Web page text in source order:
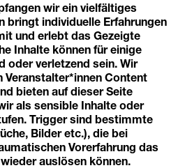
wir ein vielfältiges
bringt individuelle Erfahrungen
und erlebt das Gezeigte
Inhalte können für einige
oder verletzend sein. Wir
Veranstalter*innen Content
bieten auf dieser Seite
als sensible Inhalte oder
Trigger sind bestimmte
Bilder etc.), die bei
Vorerfahrung das
auslösen können.